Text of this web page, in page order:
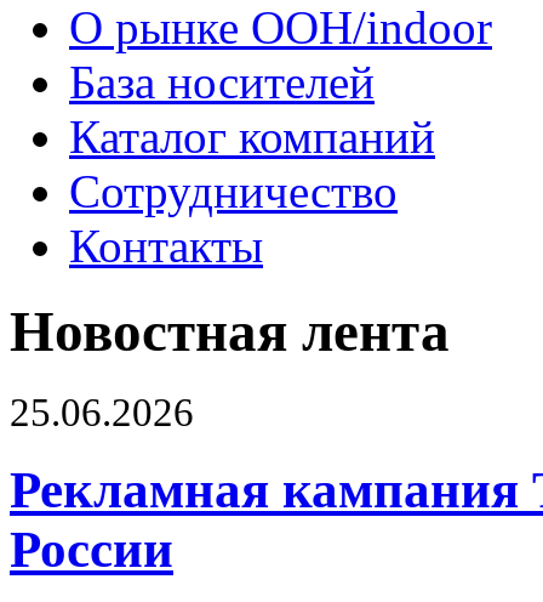
О рынке OOH/indoor
База носителей
Каталог компаний
Сотрудничество
Контакты
Новостная лента
25.06.2026
Рекламная кампания
России